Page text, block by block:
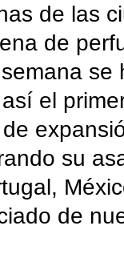
de las
de
el
su
de